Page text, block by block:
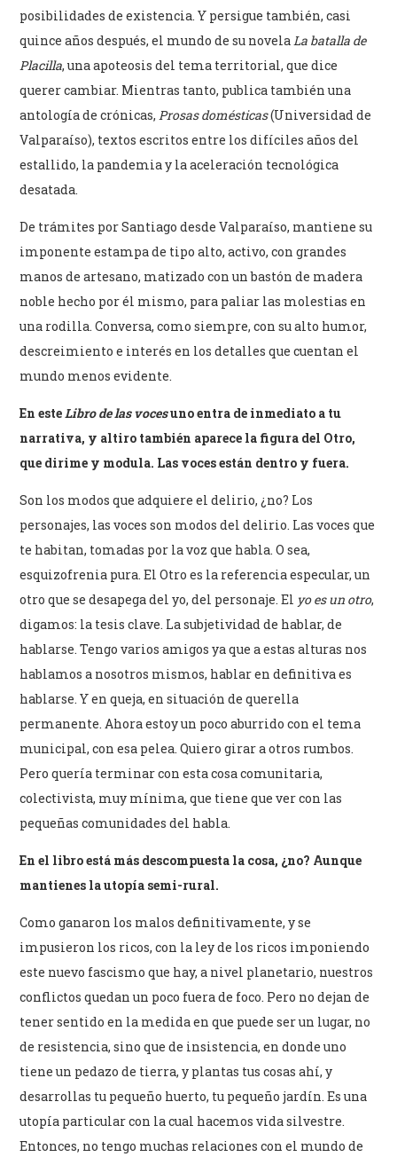
posibilidades de existencia. Y persigue también, casi
quince años después, el mundo de su novelaLa batalla de
Placilla, una apoteosis del tema territorial, que dice
querer cambiar. Mientras tanto, publica también una
antología de crónicas,Prosas domésticas(Universidad de
Valparaíso), textos escritos entre los difíciles años del
estallido, la pandemia y la aceleración tecnológica
desatada.
De trámites por Santiago desde Valparaíso, mantiene su
imponente estampa de tipo alto, activo, con grandes
manos de artesano, matizado con un bastón de madera
noble hecho por él mismo, para paliar las molestias en
una rodilla. Conversa, como siempre, con su alto humor,
descreimiento e interés en los detalles que cuentan el
mundo menos evidente.
En esteLibro de las vocesuno entra de inmediato a tu
narrativa, y altiro también aparece la figura del Otro,
que dirime y modula. Las voces están dentro y fuera.
Son los modos que adquiere el delirio, ¿no? Los
personajes, las voces son modos del delirio. Las voces que
te habitan, tomadas por la voz que habla. O sea,
esquizofrenia pura. El Otro es la referencia especular, un
otro que se desapega del yo, del personaje. El yo es un otro,
digamos: la tesis clave. La subjetividad de hablar, de
hablarse. Tengo varios amigos ya que a estas alturas nos
hablamos a nosotros mismos, hablar en definitiva es
hablarse. Y en queja, en situación de querella
permanente. Ahora estoy un poco aburrido con el tema
municipal, con esa pelea. Quiero girar a otros rumbos.
Pero quería terminar con esta cosa comunitaria,
colectivista, muy mínima, que tiene que ver con las
pequeñas comunidades del habla.
En el libro está más descompuesta la cosa, ¿no? Aunque
mantienes la utopía semi-rural.
Como ganaron los malos definitivamente, y se
impusieron los ricos, con la ley de los ricos imponiendo
este nuevo fascismo que hay, a nivel planetario, nuestros
conflictos quedan un poco fuera de foco. Pero no dejan de
tener sentido en la medida en que puede ser un lugar, no
de resistencia, sino que de insistencia, en donde uno
tiene un pedazo de tierra, y plantas tus cosas ahí, y
desarrollas tu pequeño huerto, tu pequeño jardín. Es una
utopía particular con la cual hacemos vida silvestre.
Entonces, no tengo muchas relaciones con el mundo de